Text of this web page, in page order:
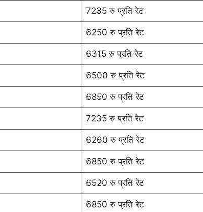
7235 रु प्रति रेट
6250 रु प्रति रेट
6315 रु प्रति रेट
6500 रु प्रति रेट
6850 रु प्रति रेट
7235 रु प्रति रेट
6260 रु प्रति रेट
6850 रु प्रति रेट
6520 रु प्रति रेट
6850 रु प्रति रेट